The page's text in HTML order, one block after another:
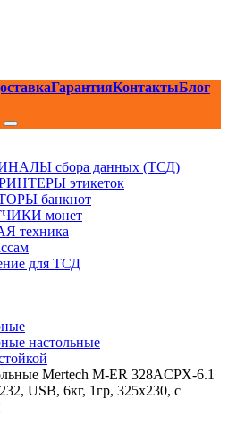
ГарантияКонтактыБлог
сбора данных (ТСД)
этикеток
банкнот
монет
техника
для ТСД
настольные
Mertech M-ER 328ACPX-6.1
USB, 6кг, 1гр, 325х230, с